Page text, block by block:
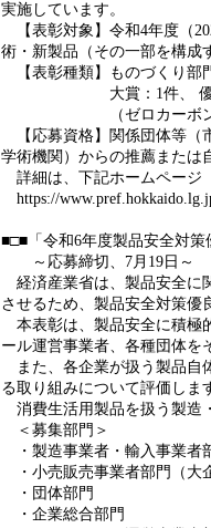
実施しています。
【表彰対象】令和4年度（
術・新製品（その一部を構成
【表彰種類】ものづくり部
大賞：1件、 優秀賞
（ゼロカーボン特別賞
【応募資格】関係団体等（
学術機関）からの推薦または
詳細は、下記ホームページ
https://
■□■「令和6年度製品安全対
～応募締切、7月19日～
経済産業省は、製品安全に
させるため、製品安全対策優
本表彰は、製品安全に積極
ール運営事業者、各種団体を
また、各企業が扱う製品自
る取り組みについて評価しま
消費生活用製品を扱う製造
＜募集部門＞
・製造事業者・輸入事業者
・小売販売事業者部門（大
・団体部門
・企業総合部門